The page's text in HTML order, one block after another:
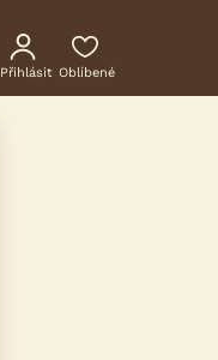
Přihlásit Oblíbené